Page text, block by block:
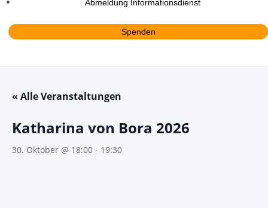
Abmeldung Informationsdienst
Spenden
« Alle Veranstaltungen
Katharina von Bora 2026
30. Oktober @ 18:00 - 19:30